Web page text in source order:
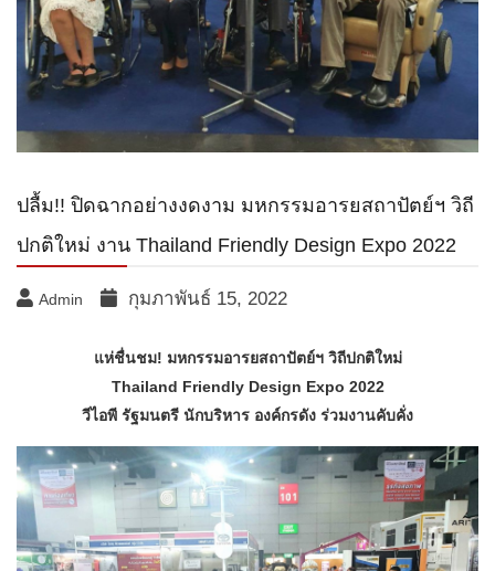
ปลื้ม!! ปิดฉากอย่างงดงาม มหกรรมอารยสถาปัตย์ฯ วิถี
ปกติใหม่ งาน Thailand Friendly Design Expo 2022
Admin กุมภาพันธ์ 15, 2022
แห่ชื่นชม! มหกรรมอารยสถาปัตย์ฯ วิถีปกติใหม่
Thailand Friendly Design Expo 2022
วีไอพี รัฐมนตรี นักบริหาร องค์กรดัง ร่วมงานคับคั่ง